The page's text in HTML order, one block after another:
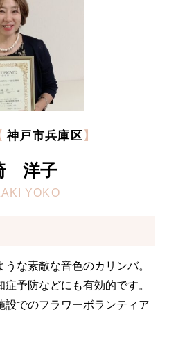
神戸市兵庫区 】
洋子
YOKO
な素敵な音色のカリンバ。
予防などにも有効的です。
設でのフラワーボランティア